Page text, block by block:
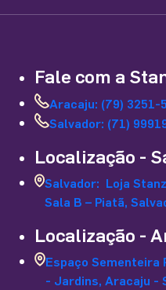
Fale com a
Aracaju: (79) 3251-
Salvador: (71)
Localização -
Salvador: Loja
Sala B – Piatã,
Localização -
Espaço Sementeira
- Jardins, Aracaju -